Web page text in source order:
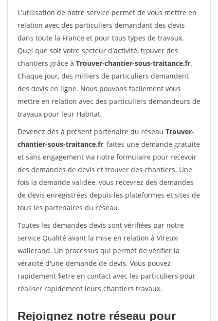
L'utilisation de notre service permet de vous mettre en
relation avec des particuliers demandant des devis
dans toute la France et pour tous types de travaux.
Quel que soit votre secteur d'activité, trouver des
chantiers grâce à Trouver-chantier-sous-traitance.fr.
Chaque jour, des milliers de particuliers demandent
des devis en ligne. Nous pouvons facilement vous
mettre en relation avec des particuliers demandeurs de
travaux pour leur Habitat.
Devenez dès à présent partenaire du réseau Trouver-
chantier-sous-traitance.fr, faites une demande gratuite
et sans engagement via notre formulaire pour recevoir
des demandes de devis et trouver des chantiers. Une
fois la demande validée, vous recevrez des demandes
de devis enregistrées depuis les plateformes et sites de
tous les partenaires du réseau.
Toutes les demandes devis sont vérifiées par notre
service Qualité avant la mise en relation à Vireux-
wallerand. Un processus qui permet de vérifier la
véracité d'une demande de devis. Vous pouvez
rapidement $etre en contact avec les particuliers pour
réaliser rapidement leurs chantiers travaux.
Rejoignez notre réseau pour